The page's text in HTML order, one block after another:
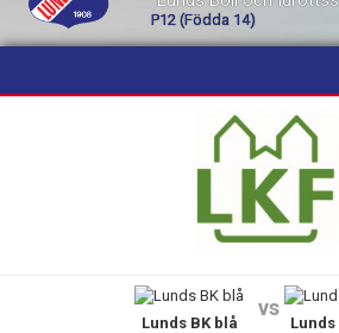
P12 (Födda 14)
Lunds BK blå
vs
Lunds